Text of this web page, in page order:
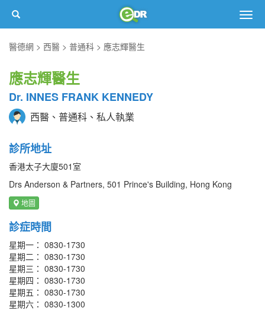
醫德網
西醫 普通科 應志輝醫生
應志輝醫生
Dr. INNES FRANK KENNEDY
西醫、普通科、私人執業
診所地址
香港太子大廈501室
Drs Anderson & Partners, 501 Prince's Building, Hong Kong
地圖
診症時間
星期一： 0830-1730
星期二： 0830-1730
星期三： 0830-1730
星期四： 0830-1730
星期五： 0830-1730
星期六： 0830-1300